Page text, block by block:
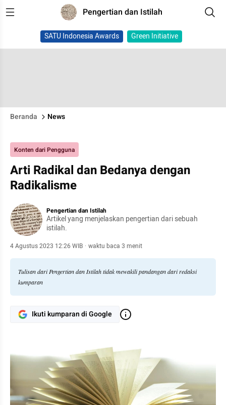
Pengertian dan Istilah
SATU Indonesia Awards Green Initiative
Beranda News
Konten dari Pengguna
Arti Radikal dan Bedanya dengan
Radikalisme
Pengertian dan Istilah
Artikel yang menjelaskan pengertian dari sebuah
istilah.
4 Agustus 2023 12:26 WIB · waktu baca 3 menit
Tulisan dari Pengertian dan Istilah tidak mewakili pandangan dari redaksi
kumparan
Ikuti kumparan di Google